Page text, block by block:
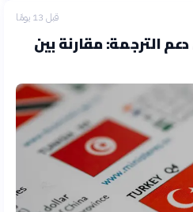
قبل 13 يومًا
الترجمة: مقارنة بين